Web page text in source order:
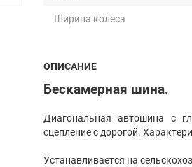
Ширина колеса
Тип шины
Тип протектора
Конструкция каркаса
ОПИСАНИЕ
Бескамерная шина.
Диагональная автошина с
сцепление с дорогой.
Устанавливается на